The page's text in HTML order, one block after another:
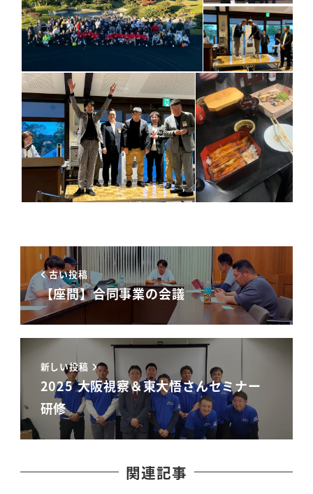
古い投稿
【座間】合同事業の会議
新しい投稿
2025 大阪視察＆東大悟さんセミナー
研修
関連記事